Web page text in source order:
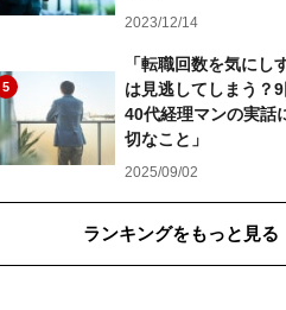
2023/12/14
5
「転職回数を気にし
は見逃してしまう？
40代経理マンの実話
切なこと」
2025/09/02
ランキングをもっと見る